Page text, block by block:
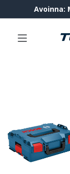
Avoinna: